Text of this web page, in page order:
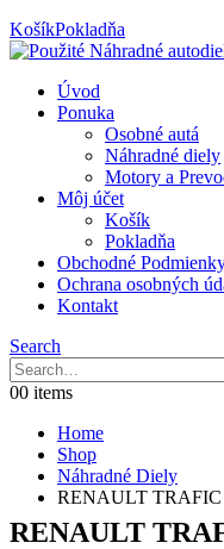
KošíkPokladňa
Úvod
Ponuka
Osobné autá
Náhradné diely
Motory a
Môj účet
Košík
Pokladňa
Obchodné
Ochrana osobných
Kontakt
Search
00 items
Home
Shop
Náhradné Diely
RENAULT TRAFIC
RENAULT